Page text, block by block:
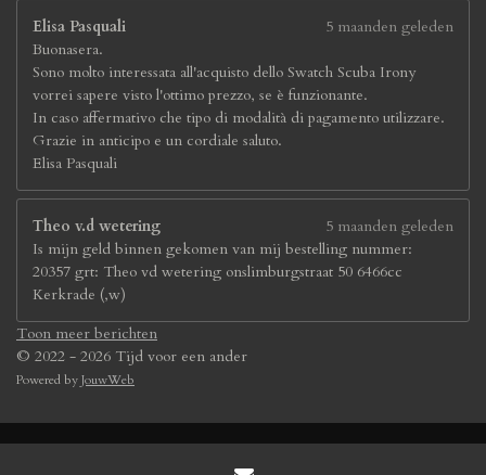
Elisa Pasquali
5 maanden geleden
Buonasera.
Sono molto interessata all'acquisto dello Swatch Scuba Irony
vorrei sapere visto l'ottimo prezzo, se è funzionante.
In caso affermativo che tipo di modalità di pagamento utilizzare.
Grazie in anticipo e un cordiale saluto.
Elisa Pasquali
Theo v.d wetering
5 maanden geleden
Is mijn geld binnen gekomen van mij bestelling nummer:
20357 grt: Theo vd wetering onslimburgstraat 50 6466cc
Kerkrade (,w)
Toon meer berichten
© 2022 - 2026 Tijd voor een ander
Powered byJouwWeb